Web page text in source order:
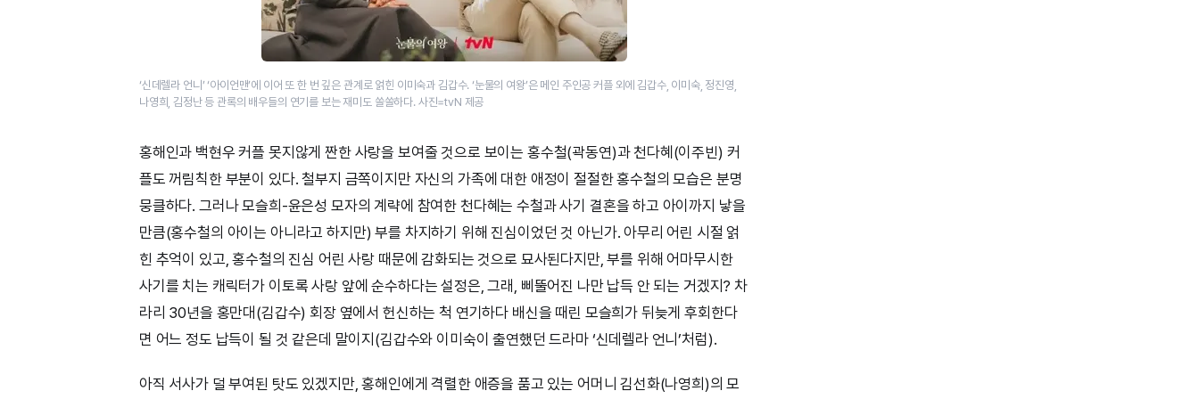
‘신데렐라 언니’ ‘아이언맨’에 이어 또 한 번 깊은 관계로 얽힌 이미숙과 김갑수. ‘눈물의 여왕’은 메인 주인공 커플 외에 김갑수, 이미숙, 정진영,
나영희, 김정난 등 관록의 배우들의 연기를 보는 재미도 쏠쏠하다. 사진=tvN 제공
홍해인과 백현우 커플 못지않게 짠한 사랑을 보여줄 것으로 보이는 홍수철(곽동연)과 천다혜(이주빈) 커
플도 꺼림칙한 부분이 있다. 철부지 금쪽이지만 자신의 가족에 대한 애정이 절절한 홍수철의 모습은 분명
뭉클하다. 그러나 모슬희-윤은성 모자의 계략에 참여한 천다혜는 수철과 사기 결혼을 하고 아이까지 낳을
만큼(홍수철의 아이는 아니라고 하지만) 부를 차지하기 위해 진심이었던 것 아닌가. 아무리 어린 시절 얽
힌 추억이 있고, 홍수철의 진심 어린 사랑 때문에 감화되는 것으로 묘사된다지만, 부를 위해 어마무시한
사기를 치는 캐릭터가 이토록 사랑 앞에 순수하다는 설정은, 그래, 삐뚤어진 나만 납득 안 되는 거겠지? 차
라리 30년을 홍만대(김갑수) 회장 옆에서 헌신하는 척 연기하다 배신을 때린 모슬희가 뒤늦게 후회한다
면 어느 정도 납득이 될 것 같은데 말이지(김갑수와 이미숙이 출연했던 드라마 ‘신데렐라 언니’처럼).
아직 서사가 덜 부여된 탓도 있겠지만, 홍해인에게 격렬한 애증을 품고 있는 어머니 김선화(나영희)의 모